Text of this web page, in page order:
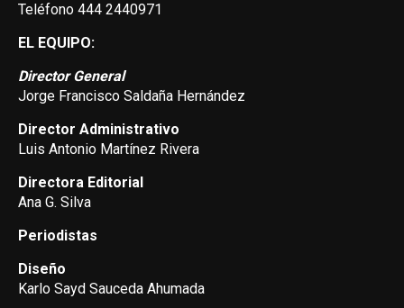
Teléfono 444 2440971
EL EQUIPO:
Director General
Jorge Francisco Saldaña Hernández
Director Administrativo
Luis Antonio Martínez Rivera
Directora Editorial
Ana G. Silva
Periodistas
Diseño
Karlo Sayd Sauceda Ahumada